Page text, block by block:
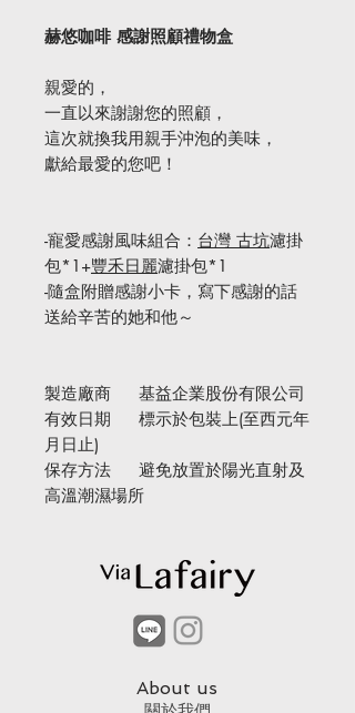
赫悠咖啡 感謝照顧禮物盒
親愛的，
一直以來謝謝您的照顧，
這次就換我用親手沖泡的美味，
獻給最愛的您吧！
-寵愛感謝風味組合： 台灣 古坑濾掛
包*1+豐禾日麗濾掛包*1
-隨盒附贈感謝小卡，寫下感謝的話
送給辛苦的她和他～
製造廠商 基益企業股份有限公司
有效日期 標示於包裝上(至西元年
月日止)
保存方法 避免放置於陽光直射及
高溫潮濕場所
About us